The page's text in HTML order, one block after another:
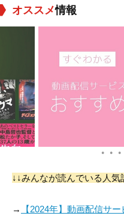
オススメ情報
● ● ●
↓↓みんなが読んでいる人気
→
【2024年】動画配信サ